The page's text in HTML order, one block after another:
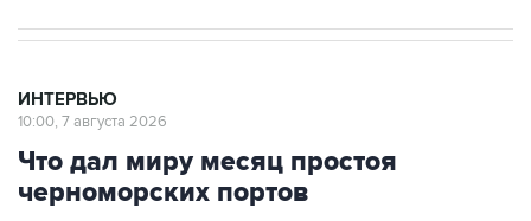
ИНТЕРВЬЮ
10:00, 7 августа 2026
Что дал миру месяц простоя
черноморских портов